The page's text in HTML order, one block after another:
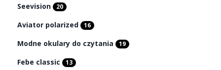
Seevision 20
Aviator polarized 16
Modne okulary do czytania 19
Febe classic 13